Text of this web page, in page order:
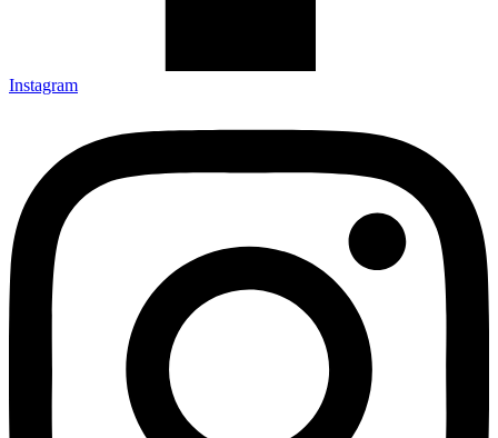
Instagram